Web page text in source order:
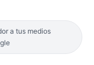
a tus medios